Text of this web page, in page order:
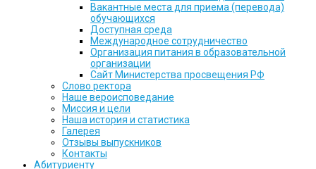
Вакантные места для приема (перевода)
обучающихся
Доступная среда
Международное сотрудничество
Организация питания в образовательной
организации
Сайт Министерства просвещения РФ
Слово ректора
Наше вероисповедание
Миссия и цели
Наша история и статистика
Галерея
Отзывы выпускников
Контакты
Абитуриенту